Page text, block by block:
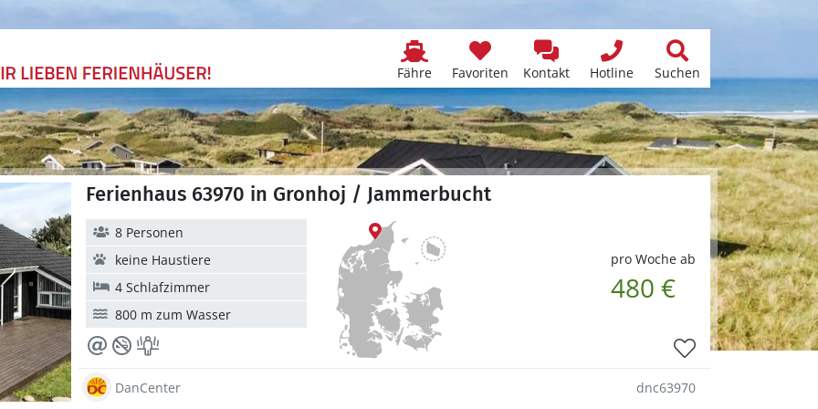
Fähre Favoriten Kontakt Hotline Suchen
Ferienhaus 63970 in Gronhoj / Jammerbucht
pro Woche ab
480 €
8 Personen
keine Haustiere
4 Schlafzimmer
800 m zum Wasser
DanCenter dnc63970